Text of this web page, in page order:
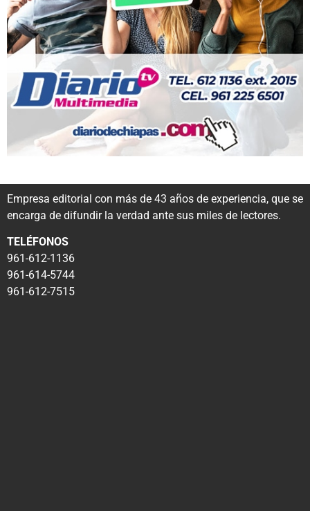
Empresa editorial con más de 43 años de experiencia, que se
encarga de difundir la verdad ante sus miles de lectores.
TELÉFONOS
961-612-1136
961-614-5744
961-612-7515